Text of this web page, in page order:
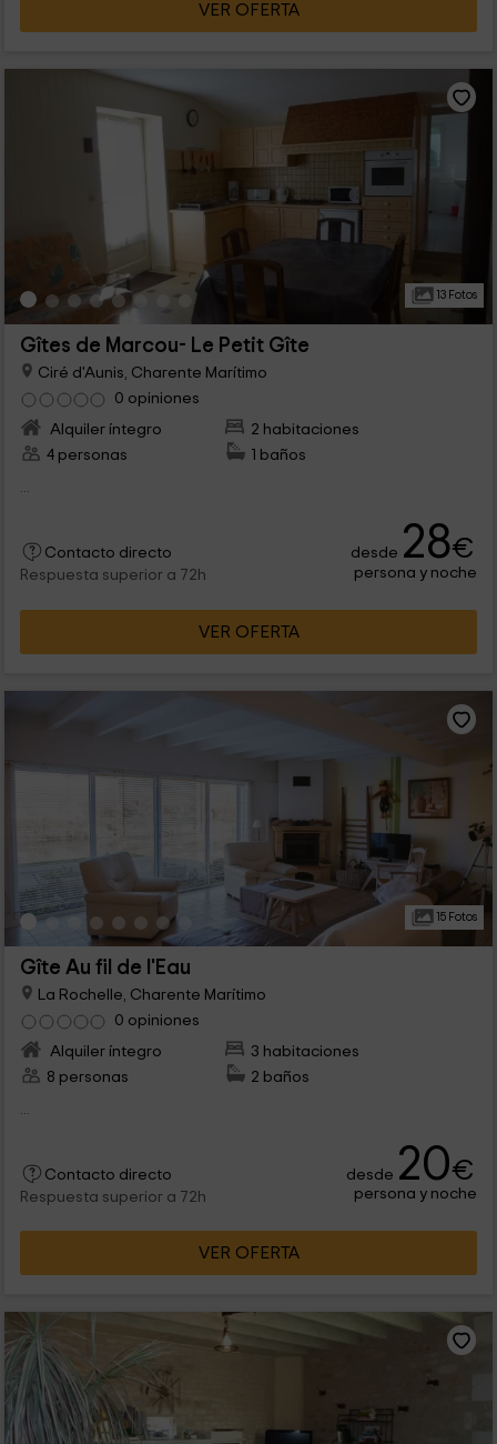
VER OFERTA
13 Fotos
Gîtes de Marcou- Le Petit Gîte
Ciré d'Aunis, Charente Marítimo
0 opiniones
Alquiler íntegro
2 habitaciones
4 personas
1 baños
...
Contacto directo
Respuesta superior a 72h
desde 28€
persona y noche
VER OFERTA
15 Fotos
Gîte Au fil de l'Eau
La Rochelle, Charente Marítimo
0 opiniones
Alquiler íntegro
3 habitaciones
8 personas
2 baños
Contacto directo
Respuesta superior a 72h
desde 20€
persona y noche
VER OFERTA